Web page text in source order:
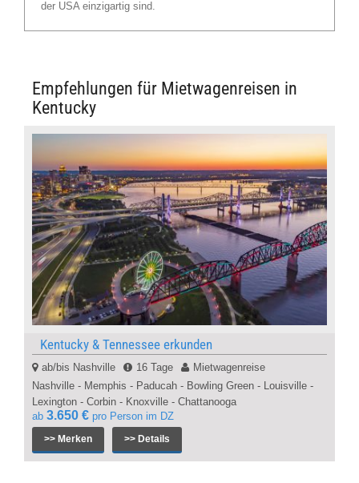
der USA einzigartig sind.
Empfehlungen für Mietwagenreisen in
Kentucky
Kentucky & Tennessee erkunden
ab/bis Nashville 16 Tage
Mietwagenreise
Nashville - Memphis - Paducah - Bowling Green - Louisville -
Lexington - Corbin - Knoxville - Chattanooga
ab 3.650 € pro Person im DZ
>> Merken >> Details